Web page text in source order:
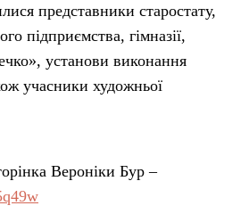
представники старостату,
підприємства, гімназії,
установи виконання
учасники художньої
Вероніки Бур –